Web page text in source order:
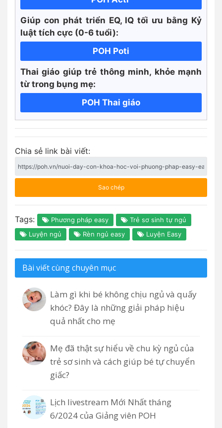
Giúp con phát triển EQ, IQ tối ưu bằng Kỷ
luật tích cực (0-6 tuổi):
POH Poti
Thai giáo giúp trẻ thông minh, khỏe mạnh
từ trong bụng mẹ:
POH Thai giáo
Chia sẻ link bài viết:
Sao chép
Tags: Phương pháp easy
Trẻ sơ sinh tự ngủ
Luyện ngủ
Rèn ngủ easy Luyện Easy
Bài viết cùng chuyên mục
Làm gì khi bé không chịu ngủ và quấy
khóc? Đây là những giải pháp hiệu
quả nhất cho mẹ
Mẹ đã thật sự hiểu về chu kỳ ngủ của
trẻ sơ sinh và cách giúp bé tự chuyển
giấc?
Lịch livestream Mới Nhất tháng
6/2024 của Giảng viên POH